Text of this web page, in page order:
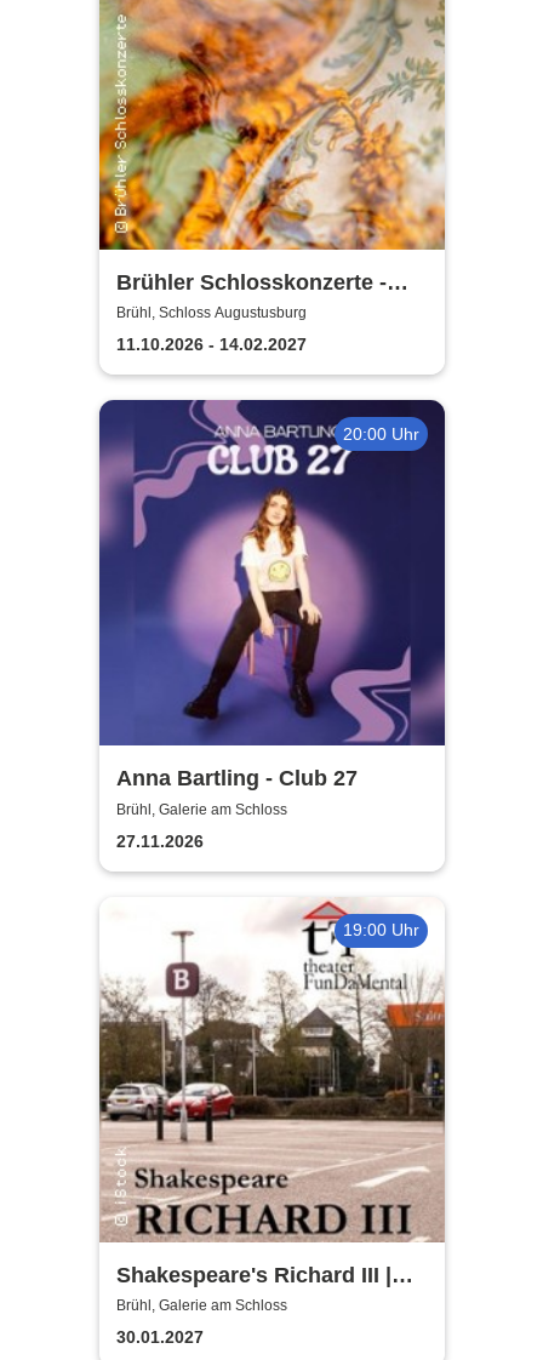
Brühler Schlosskonzerte -
Bach um vier 2026/27
Brühl, Schloss Augustusburg
11.10.2026 - 14.02.2027
20:00 Uhr
Anna Bartling - Club 27
Brühl, Galerie am Schloss
27.11.2026
19:00 Uhr
Shakespeare's Richard III |
Galerie am Schloss Brühl
Brühl, Galerie am Schloss
30.01.2027